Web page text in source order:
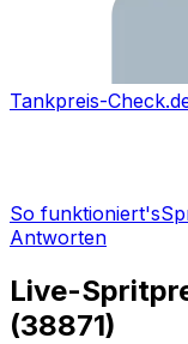
Tankpreis-
So funktioniert's
Antworten
Live-
(38871)